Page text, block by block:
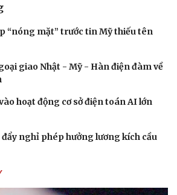
“nóng mặt” trước tin Mỹ thiếu tên
giao Nhật - Mỹ - Hàn điện đàm về
hoạt động cơ sở điện toán AI lớn
nghỉ phép hưởng lương kích cầu